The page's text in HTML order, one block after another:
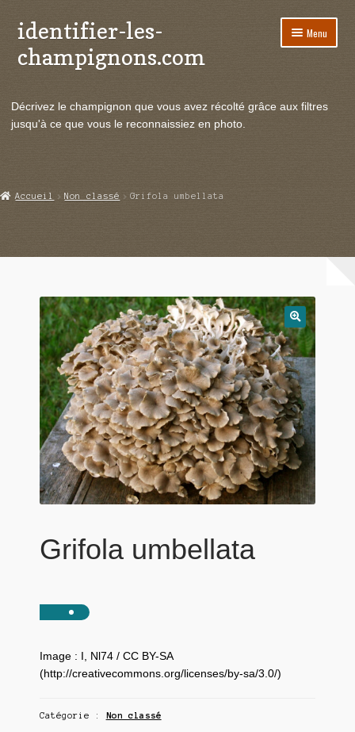
Aller
à
la
Aller
au
contenu
identifier-les-
champignons.com
Menu
le
Actualités
Echanges et contacts
Décrivez le champignon que vous avez récolté grâce aux filtres
jusqu'à ce que vous le reconnaissiez en photo.
Accueil Non classé Grifola umbellata
Grifola umbellata
Image : I, Nl74 / CC BY-SA
(http://creativecommons.org/licenses/by-sa/3.0/)
Catégorie : Non classé